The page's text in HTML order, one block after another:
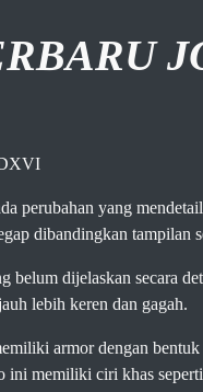
perubahan yang
dibandingkan tampilan
belum dijelaskan secara
lebih keren dan gagah.
armor dengan
ini memiliki ciri khas